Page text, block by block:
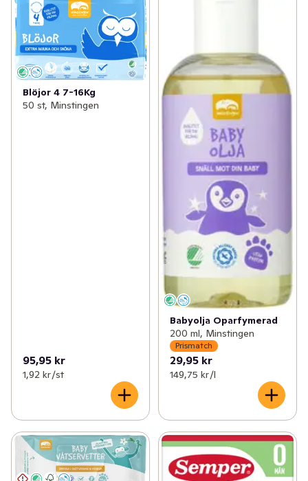
Blöjor 4 7-16Kg
50 st, Minstingen
95,95 kr
1,92 kr /st
Babyolja Oparfymerad
200 ml, Minstingen
Prismatch
29,95 kr
149,75 kr /l